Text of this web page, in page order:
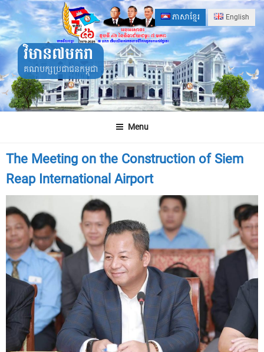
Skip
to
content
ភាសាខ្មែរ English
វិមាន៧មករា
គណបក្សប្រជាជនកម្ពុជា
Menu
The Meeting on the Construction of Siem
Reap International Airport